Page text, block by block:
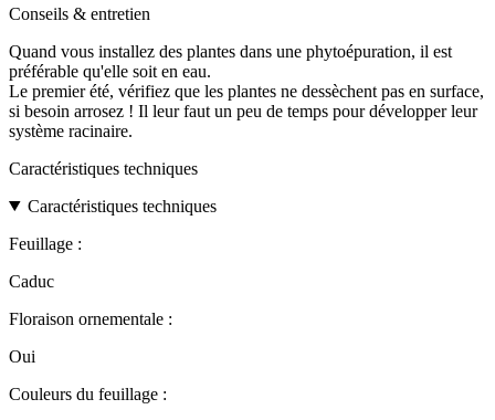
Conseils & entretien
Quand vous installez des plantes dans une phytoépuration, il est
préférable qu'elle soit en eau.
Le premier été, vérifiez que les plantes ne dessèchent pas en surface,
si besoin arrosez ! Il leur faut un peu de temps pour développer leur
système racinaire.
Caractéristiques techniques
Caractéristiques techniques
Feuillage :
Caduc
Floraison ornementale :
Oui
Couleurs du feuillage :